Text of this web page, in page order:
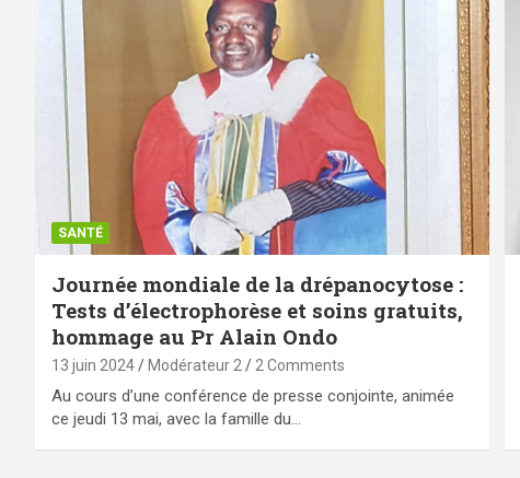
SANTÉ
Journée mondiale de la drépanocytose :
Tests d’électrophorèse et soins gratuits,
hommage au Pr Alain Ondo
13 juin 2024 Modérateur 2 2 Comments
Au cours d’une conférence de presse conjointe, animée
ce jeudi 13 mai, avec la famille du…